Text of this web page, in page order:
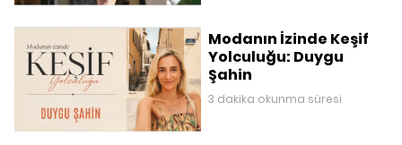
Modanın İzinde Keşif
Yolculuğu: Duygu
Şahin
3 dakika okunma süresi